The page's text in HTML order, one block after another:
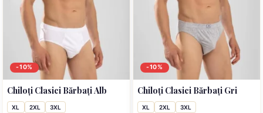
-10%
Chiloți Clasici Bărbați Alb
XL 2XL 3XL
-10%
Chiloți Clasici Bărbați Gri
XL 2XL 3XL